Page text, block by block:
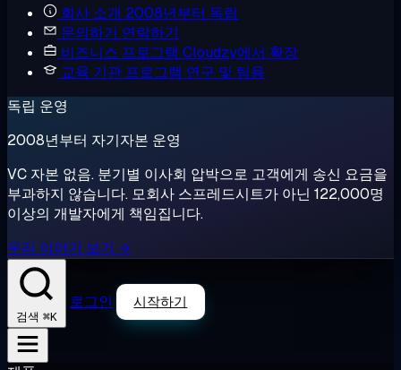
회사 소개 2008년부터 독립
문의하기 연락하기
비즈니스 프로그램 Cloudzy에서 확장
교육 기관 프로그램 연구 및 팀용
독립 운영
2008년부터 자기자본 운영
VC 자본 없음. 분기별 이사회 압박으로 고객에게 송신 요금을
부과하지 않습니다. 모회사 스프레드시트가 아닌 122,000명
이상의 개발자에게 책임집니다.
우리 이야기 보기 →
검색 ⌘K
로그인 시작하기